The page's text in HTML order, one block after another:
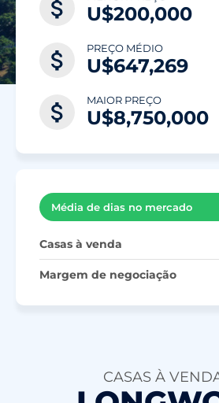
U$200,000
PREÇO MÉDIO
U$647,269
MAIOR PREÇO
U$8,750,000
Média de dias no mercado
Casas à venda
Margem de negociação
CASAS À